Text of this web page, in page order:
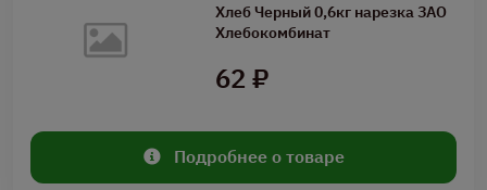
Хлеб Черный 0,6кг нарезка ЗАО
Хлебокомбинат
62 ₽
Подробнее о товаре